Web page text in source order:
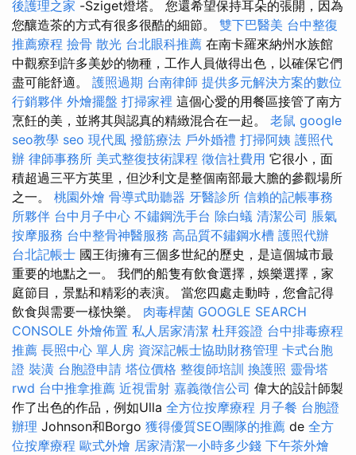
後護理之家 -Sziget燈塔。 您還希望保持耳朵的張開，因為
您釀造茶的方式有很多很酷的細節。 雙下巴醫美 台中整復
推薦療程 撿骨 散光 台北眼科推薦 在南卡羅來納州水族館
中觀察到許多美妙的物種，工作人員做得出色，以確保它們
盡可能舒適。 護照過期 台南律師 提供多元解決方案的數位
行銷夥伴 外燴擺盤 打掃家裡 這個心愛的用餐區接管了南方
烹飪的美，並將其與認真的精緻混合在一起。 老鼠 google
seo教學 seo 現代風 撥筋療法 戶外婚禮 打掃阿姨 護照代
辦 律師事務所 美式整復技術課程 徵信社費用 它很小，面
積超過三平方英里，但沙利文是整個南部最大膽的參觀場所
之一。 桃園外燴 骨導式助聽器 牙醫診所 信賴的記帳事務
所夥伴 台中月子中心 不鏽鋼洗手台 除白蟻 清潔公司 脹氣
按摩服務 台中整骨神醫服務 高品質不鏽鋼水槽 護照代辦
台北記帳士 國王街擁有三個多世紀的歷史，是這個城市最
重要的地點之一。 我們的船隻有飲食選擇，娛樂選擇，家
庭節目，景點和精彩的表演。 當您四處走動時，您會記得
飲食與需要一樣快樂。 肉毒桿菌 GOOGLE SEARCH
CONSOLE 外燴佈置 私人居家清潔 杜拜簽證 台中排毒療程
推薦 長照中心 單人房 資深記帳士協助財務管理 卡式台胞
證 裝潢 台胞證申請 塔位價格 整復師培訓 換護照 靈骨塔
rwd 台中推拿推薦 近視雷射 嘉義徵信公司 偉大的設計師製
作了出色的作品，例如Ulla 全方位按摩療程 月子餐 台胞證
辦理 Johnson和Borgo 獲得優質SEO團隊的推薦 de 全方
位按摩療程 歐式外燴 居家清潔一小時多少錢 下午茶外燴